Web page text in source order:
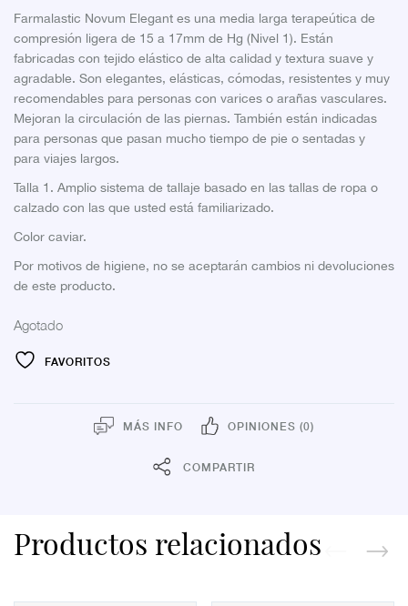
Farmalastic Novum Elegant es una media larga terapeútica de
compresión ligera de 15 a 17mm de Hg (Nivel 1). Están
fabricadas con tejido elástico de alta calidad y textura suave y
agradable. Son elegantes, elásticas, cómodas, resistentes y muy
recomendables para personas con varices o arañas vasculares.
Mejoran la circulación de las piernas. También están indicadas
para personas que pasan mucho tiempo de pie o sentadas y
para viajes largos.
Talla 1. Amplio sistema de tallaje basado en las tallas de ropa o
calzado con las que usted está familiarizado.
Color caviar.
Por motivos de higiene, no se aceptarán cambios ni devoluciones
de este producto.
Agotado
FAVORITOS
MÁS INFO OPINIONES (0)
COMPARTIR
Productos relacionados